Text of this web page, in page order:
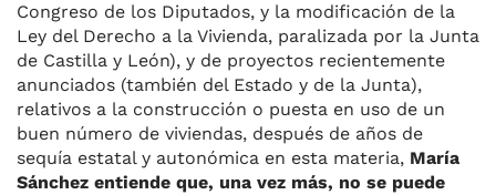
Congreso de los Diputados, y la modificación de la
Ley del Derecho a la Vivienda, paralizada por la Junta
de Castilla y León), y de proyectos recientemente
anunciados (también del Estado y de la Junta),
relativos a la construcción o puesta en uso de un
buen número de viviendas, después de años de
sequía estatal y autonómica en esta materia, María
Sánchez entiende que, una vez más, no se puede